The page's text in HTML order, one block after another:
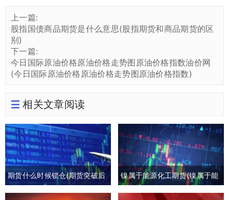
上一篇:
股指国债商品期货是什么意思(股指期货和商品期货的区
别)
下一篇:
今日国际原油价格原油价格走势图原油价格指数油价网
(今日国际原油价格原油价格走势图原油价格指数)
相关文章阅读
期货什么时候锁仓(期货突破后
回撤)
镍属于能源化工期货(镍属于能
源化工期货板块吗)